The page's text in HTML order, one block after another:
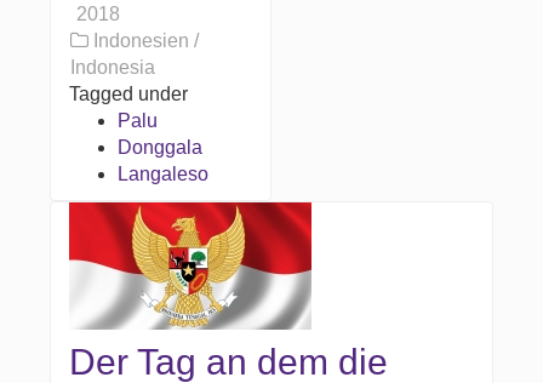
2018
Indonesien /
Indonesia
Tagged under
Palu
Donggala
Langaleso
Der Tag an dem die